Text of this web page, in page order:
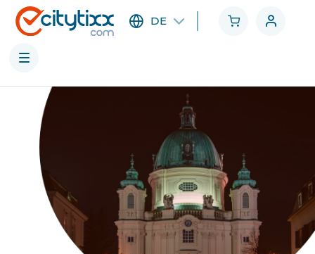
Städte
Kategorien
DE